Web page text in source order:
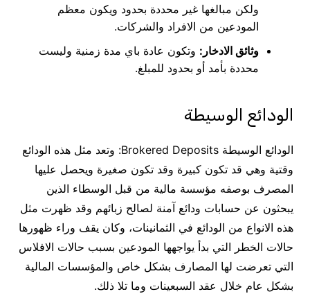
ولكن مبالغها غير محددة بحدود ويكون معظم
المودعين من الافراد والشركات.
وثائق الادخار: وتكون عادة باي مدة زمنية وليست
محددة بأمد أو بحدود للمبلغ.
الودائع الوسيطة
الودائع الوسيطة Brokered Deposits: وتعد مثل هذه الودائع
وقتية وهي قد تكون كبيرة وقد تكون صغيرة ويحصل عليها
المصرف بوصفه مؤسسة مالية من قبل الوسطاء الذين
يبحثون عن حسابات ودائع آمنة لصالح زبائهم وقد ظهرت مثل
هذه الانواع من الودائع في الثمانينات، وكان يقف وراء ظهورها
حالات الخطر التي بدأ يواجهها المودعين بسبب حالات الافلاس
التي تعرضت لها المصارف بشكل خاص والمؤسسات المالية
بشكل عام خلال عقد السبعينات وما تلا ذلك.